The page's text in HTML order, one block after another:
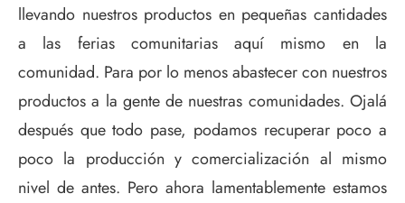
llevando nuestros productos en pequeñas cantidades
a las ferias comunitarias aquí mismo en la
comunidad. Para por lo menos abastecer con nuestros
productos a la gente de nuestras comunidades. Ojalá
después que todo pase, podamos recuperar poco a
poco la producción y comercialización al mismo
nivel de antes. Pero ahora lamentablemente estamos